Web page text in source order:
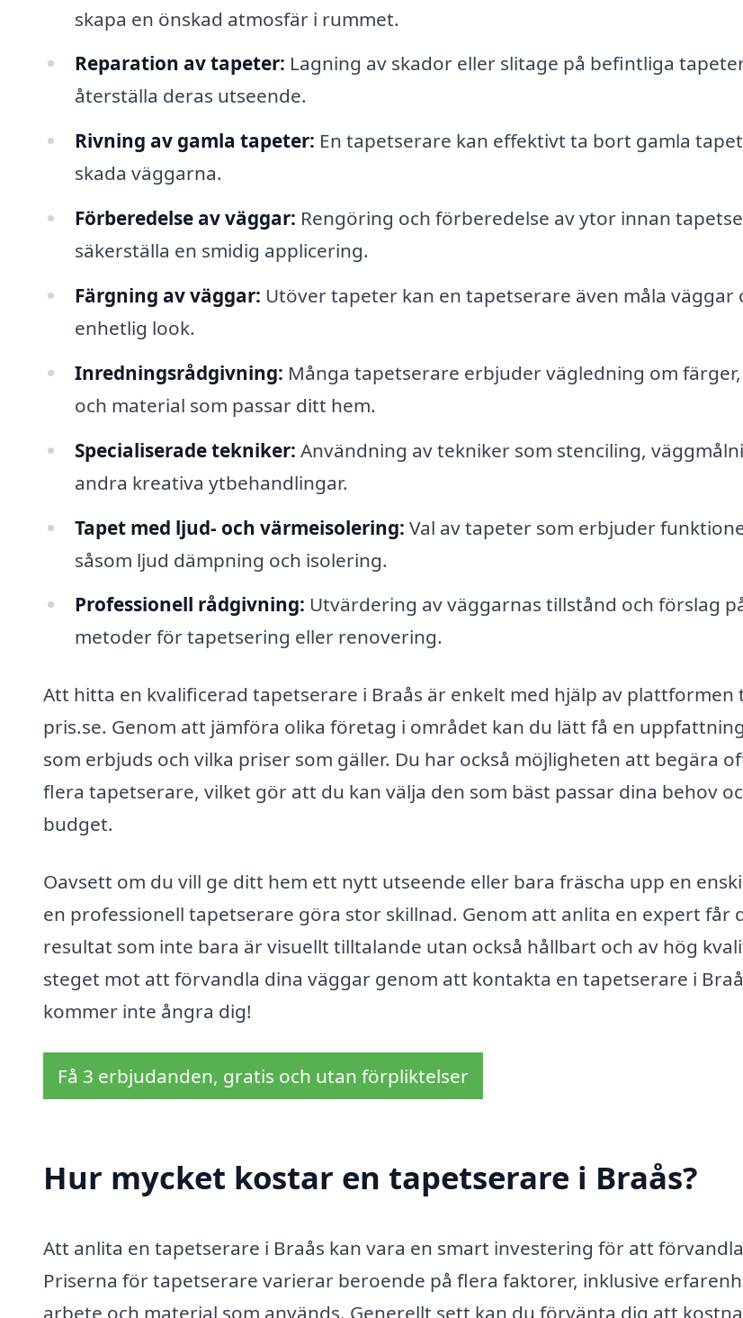
skapa en önskad atmosfär i rummet.
Reparation av tapeter: Lagning av skador eller slitage på befintliga
återställa deras utseende.
Rivning av gamla tapeter: En tapetserare kan effektivt ta bort gamla
skada väggarna.
Förberedelse av väggar: Rengöring och förberedelse av ytor innan
säkerställa en smidig applicering.
Färgning av väggar: Utöver tapeter kan en tapetserare även måla väggar
enhetlig look.
Inredningsrådgivning: Många tapetserare erbjuder vägledning om
och material som passar ditt hem.
Specialiserade tekniker: Användning av tekniker som stenciling,
andra kreativa ytbehandlingar.
Tapet med ljud- och värmeisolering: Val av tapeter som erbjuder
såsom ljud dämpning och isolering.
Professionell rådgivning: Utvärdering av väggarnas tillstånd och förslag
metoder för tapetsering eller renovering.
Att hitta en kvalificerad tapetserare i Braås är enkelt med hjälp av plattformen
pris.se. Genom att jämföra olika företag i området kan du lätt få en
som erbjuds och vilka priser som gäller. Du har också möjligheten att begära
flera tapetserare, vilket gör att du kan välja den som bäst passar dina behov
budget.
Oavsett om du vill ge ditt hem ett nytt utseende eller bara fräscha upp en
en professionell tapetserare göra stor skillnad. Genom att anlita en expert får
resultat som inte bara är visuellt tilltalande utan också hållbart och av hög
steget mot att förvandla dina väggar genom att kontakta en tapetserare i
kommer inte ångra dig!
Få 3 erbjudanden, gratis och utan förpliktelser
Hur mycket kostar en tapetserare i Braås?
Att anlita en tapetserare i Braås kan vara en smart investering för att
Priserna för tapetserare varierar beroende på flera faktorer, inklusive
arbete och material som används. Generellt sett kan du förvänta dig att